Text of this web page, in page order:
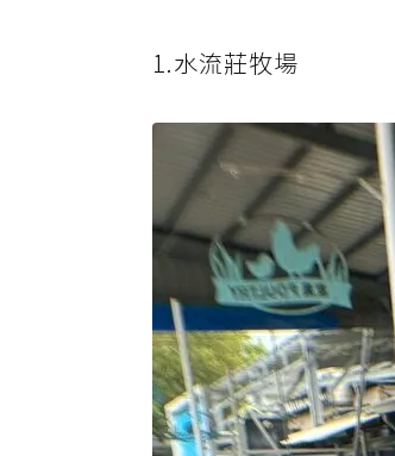
1.水流莊牧場